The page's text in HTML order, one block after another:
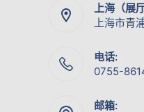
上海（展厅
上海市青
电话:
0755-
邮箱: